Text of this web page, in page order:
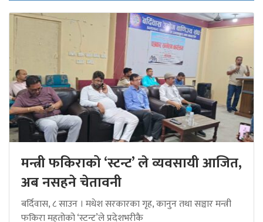
मन्त्री फकिराको ‘स्टन्ट’ ले व्यवसायी आजित,
अब नसहने चेतावनी
बर्दिवास, ८ साउन । मधेश सरकारका गृह, कानुन तथा सञ्चार मन्त्री
फकिरा महतोको ‘स्टन्ट’ले प्रदेशभरीकै